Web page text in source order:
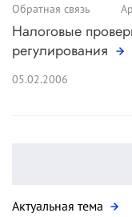
Обратная связь
Налоговые
регулирования
05.02.2006
Актуальная тема